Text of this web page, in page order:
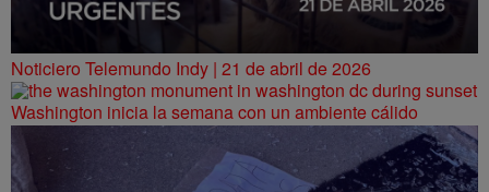
Noticiero Telemundo Indy | 21 de abril de 2026
Washington inicia la semana con un ambiente cálido